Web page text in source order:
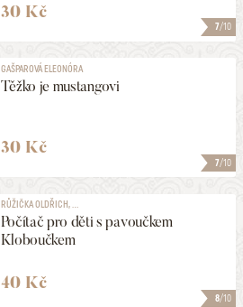
7/10
30 Kč
7/10
GAŠPAROVÁ ELEONÓRA
Těžko je mustangovi
30 Kč
8/10
RŮŽIČKA OLDŘICH, ...
Počítač pro děti s pavoučkem
Kloboučkem
40 Kč